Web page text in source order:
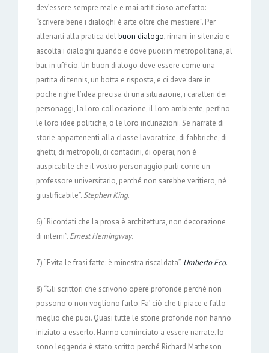
dev’essere sempre reale e mai artificioso artefatto:
“scrivere bene i dialoghi è arte oltre che mestiere”. Per
allenarti alla pratica delbuon dialogo, rimani in silenzio e
ascolta i dialoghi quando e dove puoi: in metropolitana, al
bar, in ufficio. Un buon dialogo deve essere come una
partita di tennis, un botta e risposta, e ci deve dare in
poche righe l’idea precisa di una situazione, i caratteri dei
personaggi, la loro collocazione, il loro ambiente, perfino
le loro idee politiche, o le loro inclinazioni. Se narrate di
storie appartenenti alla classe lavoratrice, di fabbriche, di
ghetti, di metropoli, di contadini, di operai, non è
auspicabile che il vostro personaggio parli come un
professore universitario, perché non sarebbe veritiero, né
giustificabile”. Stephen King.
6) “Ricordati che la prosa è architettura, non decorazione
di interni”. Ernest Hemingway.
7) “Evita le frasi fatte: è minestra riscaldata”. Umberto Eco.
8) “Gli scrittori che scrivono opere profonde perché non
possono o non vogliono farlo. Fa’ ciò che ti piace e fallo
meglio che puoi. Quasi tutte le storie profonde non hanno
iniziato a esserlo. Hanno cominciato a essere narrate. Io
sono leggenda è stato scritto perché Richard Matheson